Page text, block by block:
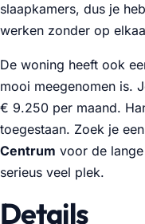
slaapkamers, dus je
werken zonder op
De woning heeft ook
mooi meegenomen is.
€ 9.250 per maand.
toegestaan. Zoek je een
Centrum voor de
serieus veel plek.
Details